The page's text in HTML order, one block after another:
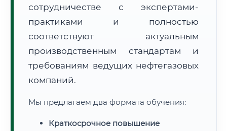
🔍Нажмите на документ для увеличения и просмотра
сотрудничестве с экспертами-
практиками и полностью
соответствуют актуальным
производственным стандартам и
требованиям ведущих нефтегазовых
компаний.
Мы предлагаем два формата обучения:
Краткосрочное повышение